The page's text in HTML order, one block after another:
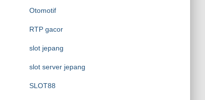
Otomotif
RTP gacor
slot jepang
slot server jepang
SLOT88